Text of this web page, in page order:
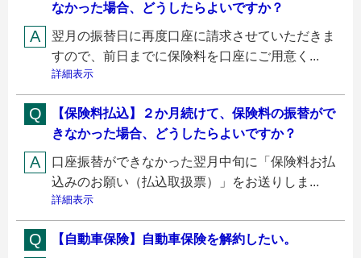
なかった場合、どうしたらよいですか？
翌月の振替日に再度口座に請求させていただきま
すので、前日までに保険料を口座にご用意く...
詳細表示
【保険料払込】２か月続けて、保険料の振替がで
きなかった場合、どうしたらよいですか？
口座振替ができなかった翌月中旬に「保険料お払
込みのお願い（払込取扱票）」をお送りしま...
詳細表示
【自動車保険】自動車保険を解約したい。